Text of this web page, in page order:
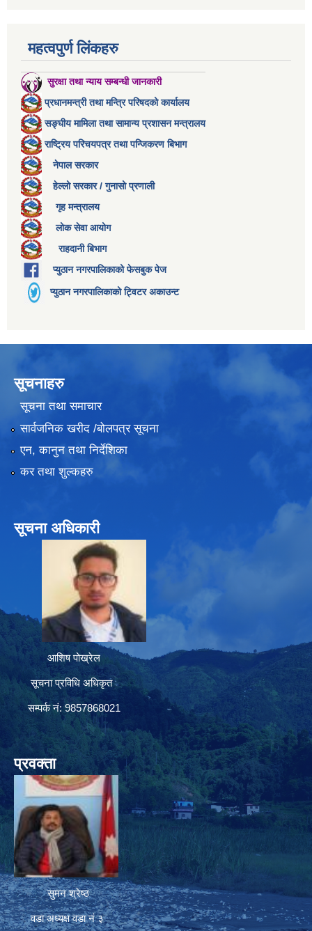
महत्वपुर्ण लिंकहरु
सुरक्षा तथा न्याय सम्बन्धी जानकारी
प्रधानमन्त्री तथा मन्त्रि परिषदको कार्यालय
सङ्घीय मामिला तथा सामान्य प्रशासन मन्त्रालय
राष्ट्रिय परिचयपत्र तथा पन्जिकरण बिभाग
नेपाल सरकार
हेल्लो सरकार / गुनासो प्रणाली
गृह मन्त्रालय
लोक सेवा आयोग
राहदानी बिभाग
प्युठान नगरपालिकाको फेसबुक पेज
प्युठान नगरपालिकाको ट्विटर अकाउन्ट
सूचनाहरु
सूचना तथा समाचार
सार्वजनिक खरीद /बोलपत्र सूचना
एन, कानुन तथा निर्देशिका
कर तथा शुल्कहरु
सूचना अधिकारी
आशिष पोख्रेल
सूचना प्रविधि अधिकृत
सम्पर्क नं: 9857868021
प्रवक्ता
सुमन श्रेष्ठ
वडा अध्यक्ष वडा नं ३